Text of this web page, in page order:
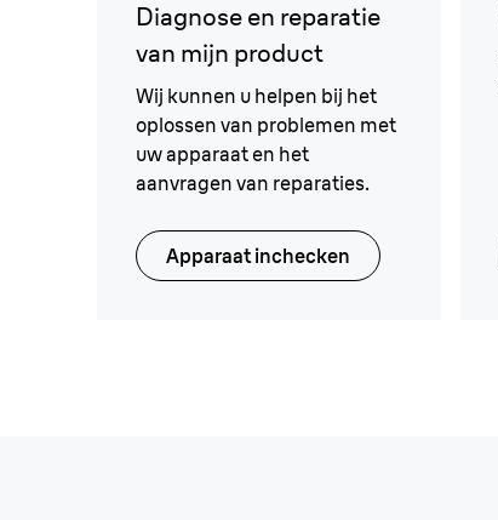
Diagnose en reparatie
van mijn product
Wij kunnen u helpen bij het
oplossen van problemen met
uw apparaat en het
aanvragen van reparaties.
Apparaat inchecken